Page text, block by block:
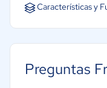
Español Inglés
Características y
Gestión de
Preguntas